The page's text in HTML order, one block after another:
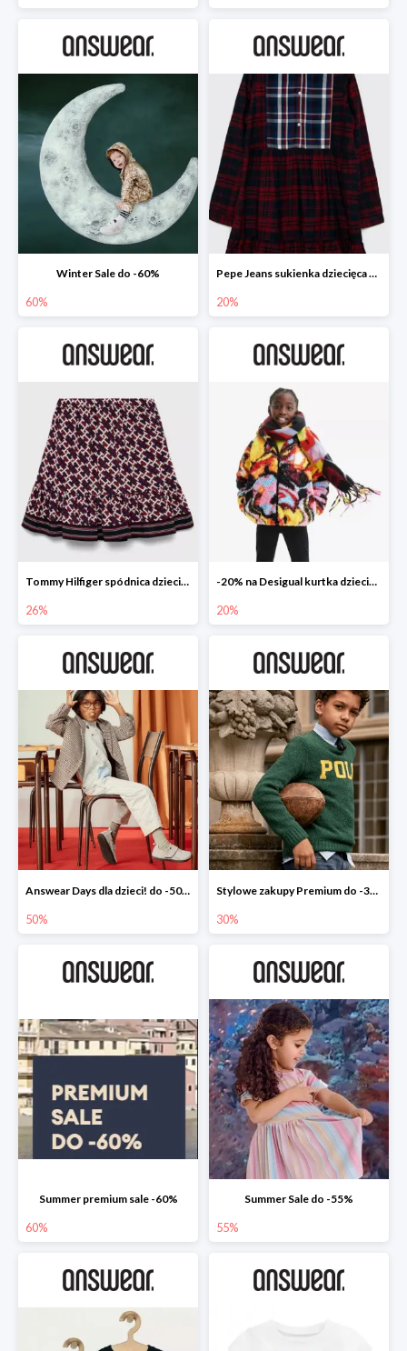
Winter Sale do -60%
60%
Pepe Jeans sukienka dziecięca Zuzane
20%
Tommy Hilfiger spódnica dziecięca
26%
-20% na Desigual kurtka dziecięca
20%
Answear Days dla dzieci! do -50%
50%
Stylowe zakupy Premium do -30%
30%
Summer premium sale -60%
60%
Summer Sale do -55%
55%